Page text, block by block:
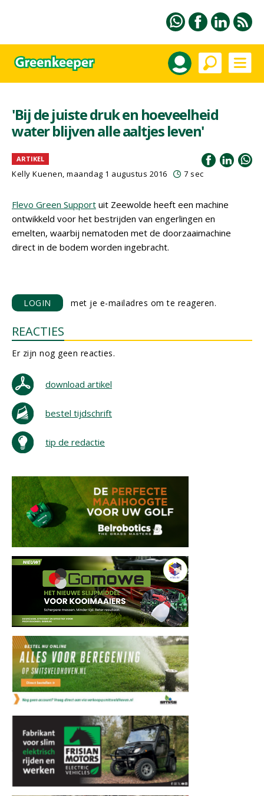
'Bij de juiste druk en hoeveelheid
water blijven alle aaltjes leven'
ARTIKEL
Kelly Kuenen, maandag 1 augustus 2016 7 sec
Flevo Green Support uit Zeewolde heeft een machine
ontwikkeld voor het bestrijden van engerlingen en
emelten, waarbij nematoden met de doorzaaimachine
direct in de bodem worden ingebracht.
LOGIN met je e-mailadres om te reageren.
REACTIES
Er zijn nog geen reacties.
download artikel
bestel tijdschrift
tip de redactie